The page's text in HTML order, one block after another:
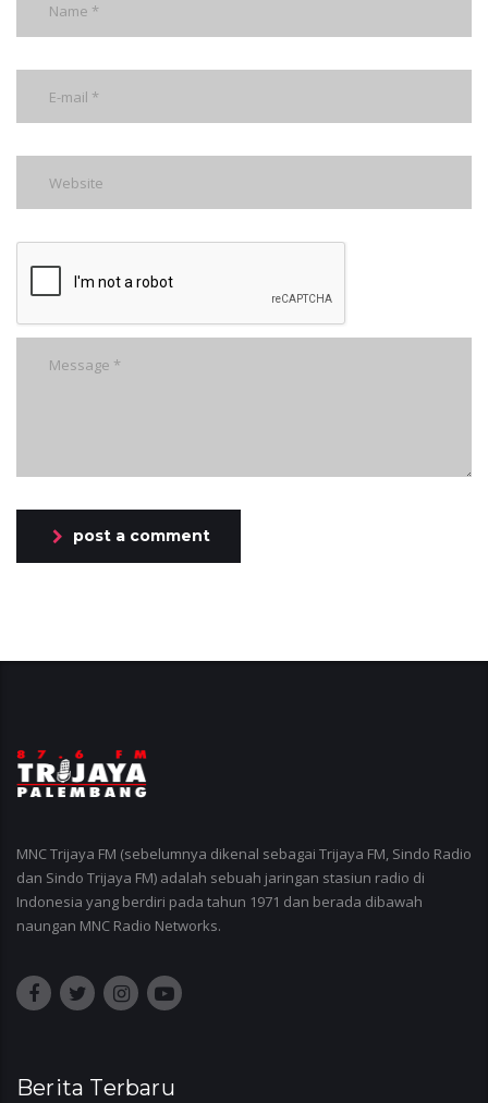
post a comment
MNC Trijaya FM (sebelumnya dikenal sebagai Trijaya FM, Sindo Radio
dan Sindo Trijaya FM) adalah sebuah jaringan stasiun radio di
Indonesia yang berdiri pada tahun 1971 dan berada dibawah
naungan MNC Radio Networks.
Berita Terbaru